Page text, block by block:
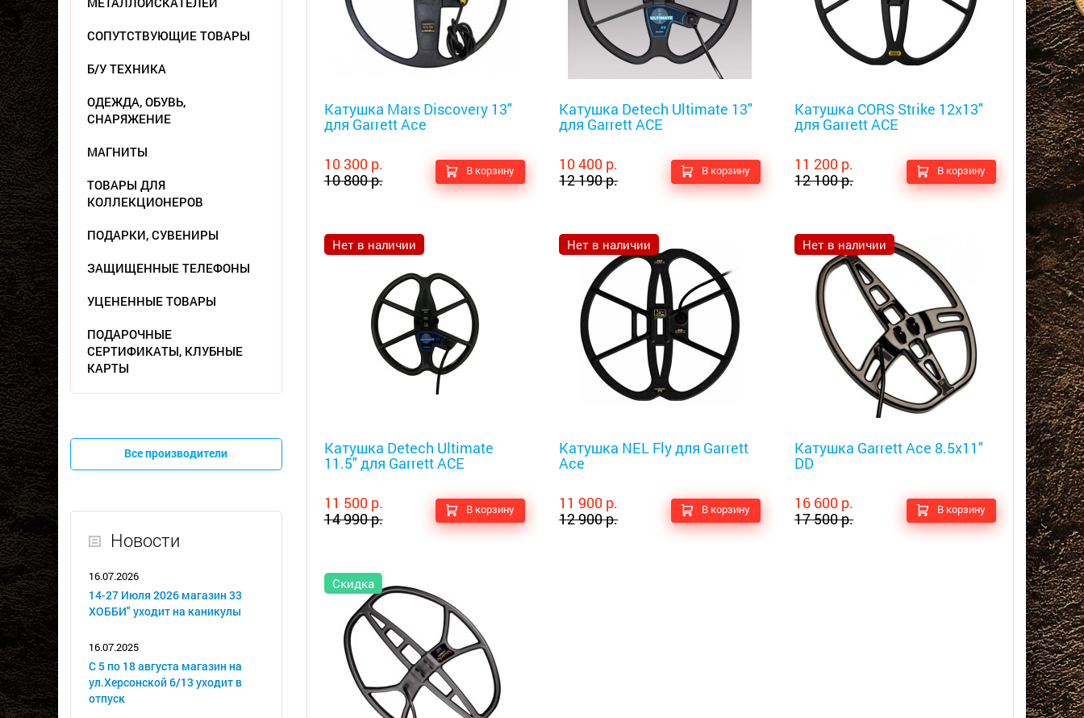
СОПУТСТВУЮЩИЕ ТОВАРЫ
Б/У ТЕХНИКА
ОДЕЖДА, ОБУВЬ,
СНАРЯЖЕНИЕ
МАГНИТЫ
ТОВАРЫ ДЛЯ
КОЛЛЕКЦИОНЕРОВ
ПОДАРКИ, СУВЕНИРЫ
ЗАЩИЩЕННЫЕ ТЕЛЕФОНЫ
УЦЕНЕННЫЕ ТОВАРЫ
ПОДАРОЧНЫЕ
СЕРТИФИКАТЫ, КЛУБНЫЕ
КАРТЫ
Все производители
Новости
16.07.2026
14-27 Июля 2026 магазин 33
ХОББИ" уходит на каникулы
16.07.2025
С 5 по 18 августа магазин на
ул.Херсонской 6/13 уходит в
отпуск
Катушка Mars Discovery 13"
для Garrett Ace
10 300 р.
10 800 р.
В корзину
Катушка Detech Ultimate 13"
для Garrett ACE
10 400 р.
12 190 р.
В корзину
Катушка CORS Strike 12x13"
для Garrett ACE
11 200 р.
12 100 р.
В корзину
Нет в наличии
Катушка Detech Ultimate
11.5" для Garrett ACE
11 500 р.
14 990 р.
В корзину
Нет в наличии
Катушка NEL Fly для Garrett
Ace
11 900 р.
12 900 р.
В корзину
Нет в наличии
Катушка Garrett Ace 8.5x11"
DD
16 600 р.
17 500 р.
В корзину
Скидка